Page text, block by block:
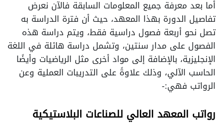
أما بعد معرفة جميع المعلومات السابقة فالآن نعرض
تفاصيل الدورة بهذا المعهد، حيث أن فترة الدراسة به
تصل نحو أربعة فصول دراسية فقط، ويتم دراسة هذه
الفصول على مدار سنتين، وتشمل دراسة هائلة في اللغة
الإنجليزية، بالإضافة إلى مواد أخرى مثل الرياضيات وأيضًا
الحاسب الآلي، وذلك علاوةً على التدريبات العملية وعن
الرواتب فهي:-
رواتب المعهد العالي للصناعات البلاستيكية